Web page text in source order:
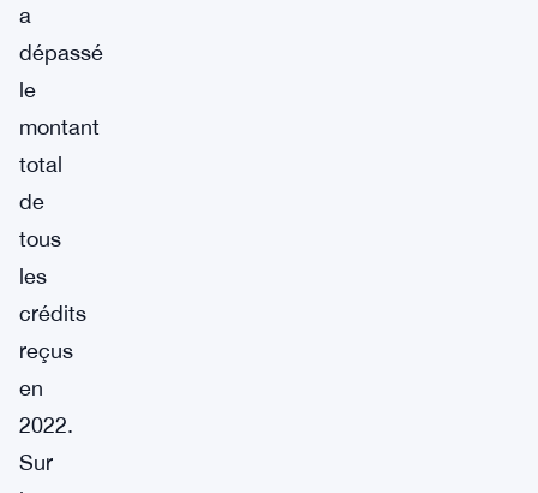
a
dépassé
le
montant
total
de
tous
les
crédits
reçus
en
2022.
Sur